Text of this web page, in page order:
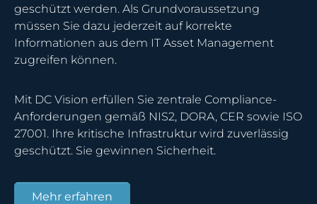
geschützt werden. Als Grundvoraussetzung
müssen Sie dazu jederzeit auf korrekte
Informationen aus dem IT Asset Management
zugreifen können.
Mit DC Vision erfüllen Sie zentrale Compliance-
Anforderungen gemäß NIS2, DORA, CER sowie ISO
27001. Ihre kritische Infrastruktur wird zuverlässig
geschützt. Sie gewinnen Sicherheit.
Mehr erfahren